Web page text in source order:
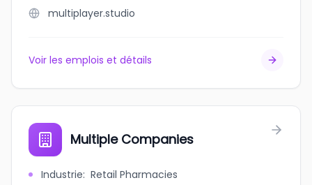
multiplayer.studio
Voir les emplois et détails
Multiple Companies
Industrie: Retail Pharmacies